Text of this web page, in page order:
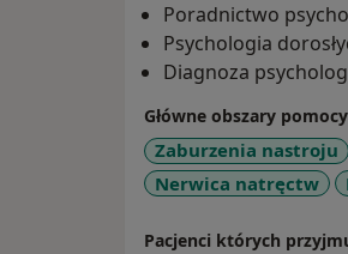
Poradnictwo
Psychologia
Diagnoza
Główne obszary pomocy
Zaburzenia nastroju
Nerwica natręctw
Pacjenci których